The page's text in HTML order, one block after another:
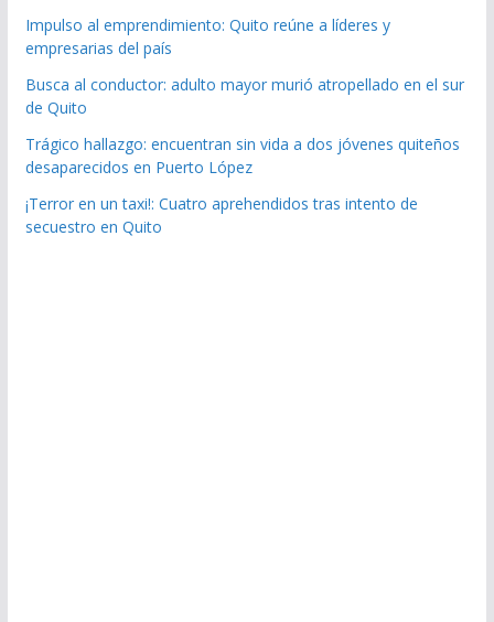
Impulso al emprendimiento: Quito reúne a líderes y
empresarias del país
Busca al conductor: adulto mayor murió atropellado en el sur
de Quito
Trágico hallazgo: encuentran sin vida a dos jóvenes quiteños
desaparecidos en Puerto López
¡Terror en un taxi!: Cuatro aprehendidos tras intento de
secuestro en Quito